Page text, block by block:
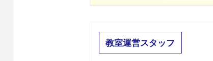
教室運営スタッフ